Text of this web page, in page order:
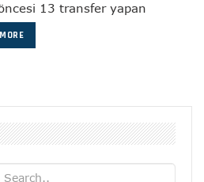
13 transfer yapan